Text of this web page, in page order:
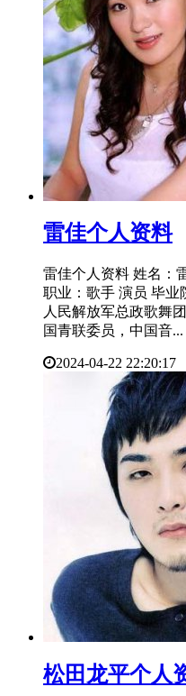
​雷佳个人资料
雷佳个人资料 姓名：
职业：歌手 演员 毕业
人民解放军总政歌舞
国青联委员，中国音...
2024-04-22 22:20:17
松田龙平个人